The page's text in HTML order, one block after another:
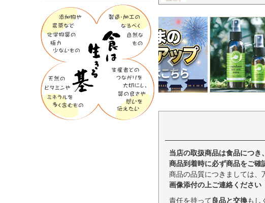
当店の取扱商品は食品につき
商品到着時に必ず商品をご確
商品の品質につきましては、
画像添付の上ご連絡ください
責任を持って 良品と交換もし